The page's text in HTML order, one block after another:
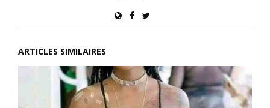
ARTICLES SIMILAIRES